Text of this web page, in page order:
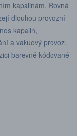
kapalinám. Rovná
dlouhou provozní
kapalin,
a vakuový provoz.
barevně kódované